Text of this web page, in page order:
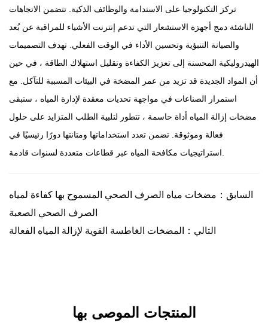
تركز التكنولوجيا على الاستدامة والوظائف الذكية. تتضمن الاتجاهات
الناشئة دمج أجهزة الاستشعار التي تدعم إنترنت الأشياء للمراقبة عن بُعد
والصيانة التنبؤية وتحسين الأداء في الوقت الفعلي. تهدف التصميمات
الهيدروليكية المحسنة إلى تعزيز الكفاءة وتقليل استهلاك الطاقة ، في حين
أن المواد الجديدة قد تزيد من عمر المضخة في البيئات المسببة للتآكل. مع
استمرار الصناعات في مواجهة تحديات معقدة لإدارة المياه ، ستبقى
مضخات إزالة المياه أداة حاسمة ، تتطور لتلبية الطلب المتزايد على حلول
فعالة وموثوقة. تضمن تعدد استخداماتها ومتانتها دورًا رئيسيًا في
السابق：مضخات مياه الصرف الصحي المسموح بها كفاءة لمياه
الصرف الصحي الصعبة
التالي：المضخات الغاطسة القوية لإزالة المياه الفعالة
المنتجات الموصى بها